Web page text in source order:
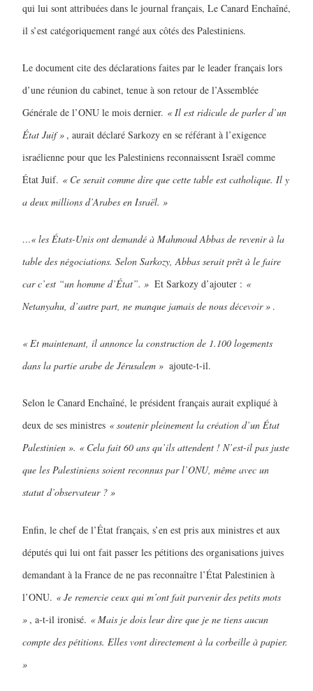
qui lui sont attribuées dans le journal français, Le Canard Enchaîné,
il s’est catégoriquement rangé aux côtés des Palestiniens.
Le document cite des déclarations faites par le leader français lors
d’une réunion du cabinet, tenue à son retour de l’Assemblée
Générale de l’ONU le mois dernier. « Il est ridicule de parler d’un
État Juif » , aurait déclaré Sarkozy en se référant à l’exigence
israélienne pour que les Palestiniens reconnaissent Israël comme
État Juif. « Ce serait comme dire que cette table est catholique. Il y
a deux millions d’Arabes en Israël. »
…« les États-Unis ont demandé à Mahmoud Abbas de revenir à la
table des négociations. Selon Sarkozy, Abbas serait prêt à le faire
car c’est “un homme d’État”. » Et Sarkozy d’ajouter : «
Netanyahu, d’autre part, ne manque jamais de nous décevoir » .
« Et maintenant, il annonce la construction de 1.100 logements
dans la partie arabe de Jérusalem » ajoute-t-il.
Selon le Canard Enchaîné, le président français aurait expliqué à
deux de ses ministres « soutenir pleinement la création d’un État
Palestinien ». « Cela fait 60 ans qu’ils attendent ! N’est-il pas juste
que les Palestiniens soient reconnus par l’ONU, même avec un
statut d’observateur ? »
Enfin, le chef de l’État français, s’en est pris aux ministres et aux
députés qui lui ont fait passer les pétitions des organisations juives
demandant à la France de ne pas reconnaître l’État Palestinien à
l’ONU. « Je remercie ceux qui m’ont fait parvenir des petits mots
» , a-t-il ironisé. « Mais je dois leur dire que je ne tiens aucun
compte des pétitions. Elles vont directement à la corbeille à papier.
»